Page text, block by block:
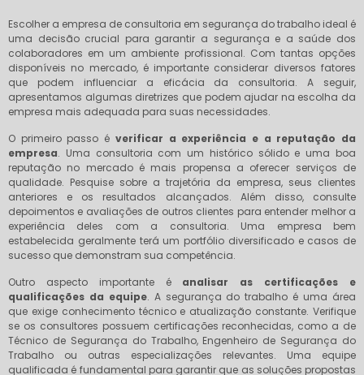
Escolher a empresa de consultoria em segurança do trabalho ideal é
uma decisão crucial para garantir a segurança e a saúde dos
colaboradores em um ambiente profissional. Com tantas opções
disponíveis no mercado, é importante considerar diversos fatores
que podem influenciar a eficácia da consultoria. A seguir,
apresentamos algumas diretrizes que podem ajudar na escolha da
empresa mais adequada para suas necessidades.
O primeiro passo é verificar a experiência e a reputação da
empresa. Uma consultoria com um histórico sólido e uma boa
reputação no mercado é mais propensa a oferecer serviços de
qualidade. Pesquise sobre a trajetória da empresa, seus clientes
anteriores e os resultados alcançados. Além disso, consulte
depoimentos e avaliações de outros clientes para entender melhor a
experiência deles com a consultoria. Uma empresa bem
estabelecida geralmente terá um portfólio diversificado e casos de
sucesso que demonstram sua competência.
Outro aspecto importante é analisar as certificações e
qualificações da equipe. A segurança do trabalho é uma área
que exige conhecimento técnico e atualização constante. Verifique
se os consultores possuem certificações reconhecidas, como a de
Técnico de Segurança do Trabalho, Engenheiro de Segurança do
Trabalho ou outras especializações relevantes. Uma equipe
qualificada é fundamental para garantir que as soluções propostas